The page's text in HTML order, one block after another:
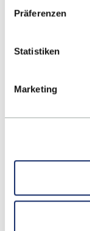
Präferenzen
Statistiken
Marketing